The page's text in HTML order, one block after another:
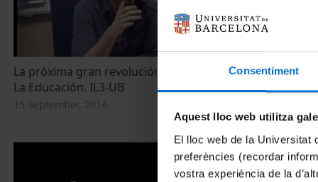
Consentiment
Aquest lloc web utilitza
El lloc web de la Universitat
preferències (recordar
vostra experiència de la
La próxima gran revolución tecnológica:
La Educación. IL3-UB
15 September, 2014
¿Qué papel
transmitir
11 July, 2012